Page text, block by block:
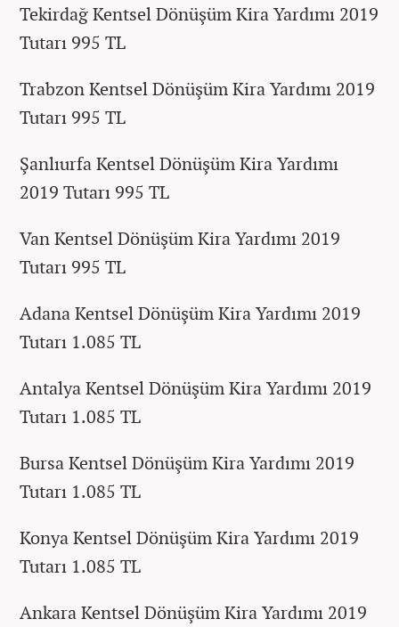
Tekirdağ Kentsel Dönüşüm Kira Yardımı 2019
Tutarı 995 TL
Trabzon Kentsel Dönüşüm Kira Yardımı 2019
Tutarı 995 TL
Şanlıurfa Kentsel Dönüşüm Kira Yardımı
2019 Tutarı 995 TL
Van Kentsel Dönüşüm Kira Yardımı 2019
Tutarı 995 TL
Adana Kentsel Dönüşüm Kira Yardımı 2019
Tutarı 1.085 TL
Antalya Kentsel Dönüşüm Kira Yardımı 2019
Tutarı 1.085 TL
Bursa Kentsel Dönüşüm Kira Yardımı 2019
Tutarı 1.085 TL
Konya Kentsel Dönüşüm Kira Yardımı 2019
Tutarı 1.085 TL
Ankara Kentsel Dönüşüm Kira Yardımı 2019